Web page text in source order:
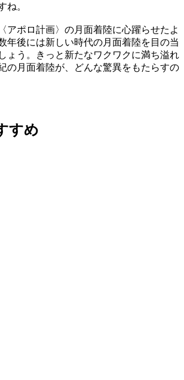
ね。
アポロ計画〉の月面着陸に心躍らせたよ
年後には新しい時代の月面着陸を目の当
ょう。きっと新たなワクワクに満ち溢れ
の月面着陸が、どんな驚異をもたらすの
すめ